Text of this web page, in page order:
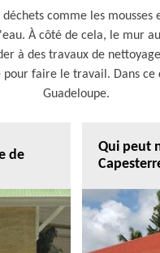
déchets comme les
À côté de cela, le mur
à des travaux de
faire le travail. Dans ce
Guadeloupe.
de
Qui peut